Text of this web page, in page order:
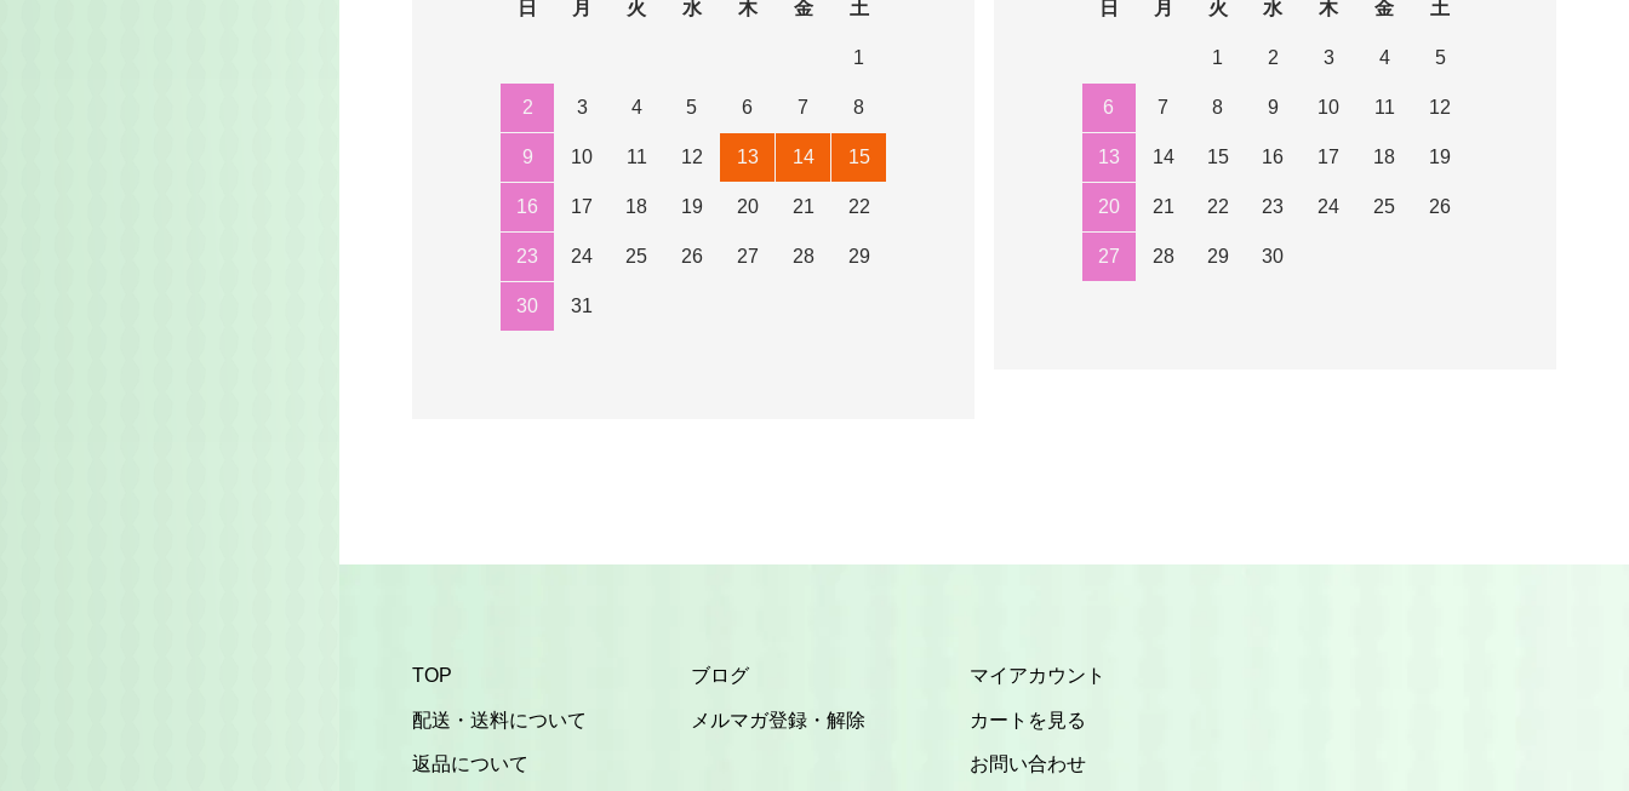
日
月 火 水 木 金 土
1
2 3 4 5 6 7 8
9 10 11 12 13 14 15
16 17 18 19 20 21 22
23 24 25 26 27 28 29
30 31
日
月 火 水 木 金 土
1 2 3 4 5
6 7 8 9 10 11 12
13 14 15 16 17 18 19
20 21 22 23 24 25 26
27 28 29 30
TOP
配送・送料について
返品について
ブログ
メルマガ登録・解除
マイアカウント
カートを見る
お問い合わせ